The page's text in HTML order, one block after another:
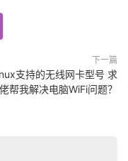
下一篇
支持的无线网卡型号 求
帮我解决电脑WiFi问题？